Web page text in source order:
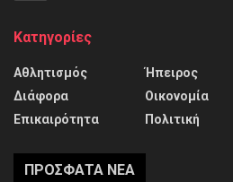
Κατηγορίες
Αθλητισμός
Διάφορα
Επικαιρότητα
Ήπειρος
Οικονομία
Πολιτική
ΠΡΌΣΦΑΤΑ ΝΈΑ